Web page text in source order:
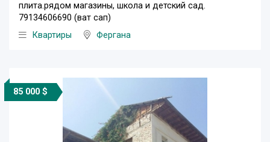
плита.рядом магазины, школа и детский сад.
79134606690 (ват сап)
Квартиры
Фергана
85 000 $